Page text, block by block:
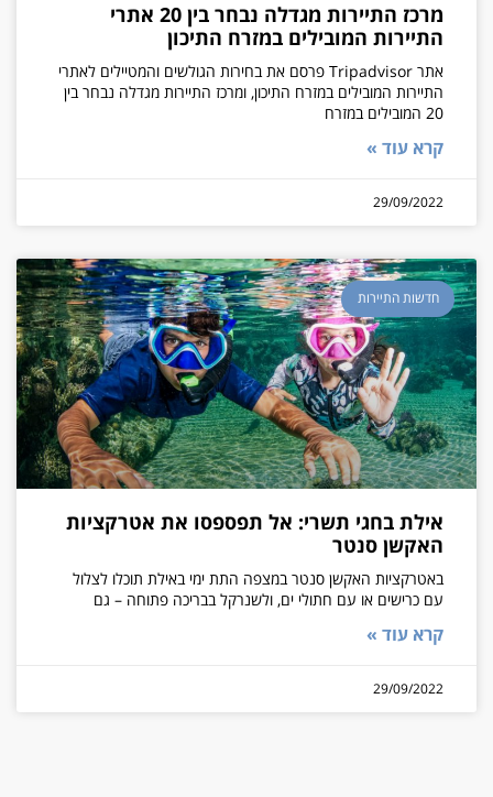
מרכז התיירות מגדלה נבחר בין 20 אתרי
התיירות המובילים במזרח התיכון
אתר Tripadvisor פרסם את בחירות הגולשים והמטיילים לאתרי
התיירות המובילים במזרח התיכון, ומרכז התיירות מגדלה נבחר בין
20 המובילים במזרח
קרא עוד »
29/09/2022
חדשות התיירות
אילת בחגי תשרי: אל תפספסו את אטרקציות
האקשן סנטר
באטרקציות האקשן סנטר במצפה התת ימי באילת תוכלו לצלול
עם כרישים או עם חתולי ים, ולשנרקל בבריכה פתוחה – גם
קרא עוד »
29/09/2022